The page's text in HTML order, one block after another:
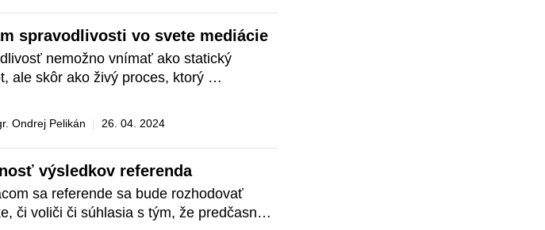
spravodlivosti vo svete mediácie
nemožno vnímať ako statický
ale skôr ako živý proces, ktorý
hodnôt.
Ondrej Pelikán 26. 04. 2024
výsledkov referenda
sa referende sa bude rozhodovať
či voliči či súhlasia s tým, že predčasné